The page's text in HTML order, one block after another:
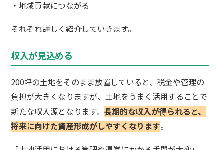
・地域貢献につながる
それぞれ詳しく紹介していきます。
収入が見込める
200坪の土地をそのまま放置していると、税金や管理の
負担が大きくなりますが、土地をうまく活用することで
新たな収入源となります。長期的な収入が得られると、
将来に向けた資産形成がしやすくなります。